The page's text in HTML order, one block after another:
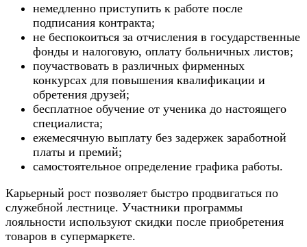
немедленно приступить к работе после
подписания контракта;
не беспокоиться за отчисления в государственные
фонды и налоговую, оплату больничных листов;
поучаствовать в различных фирменных
конкурсах для повышения квалификации и
обретения друзей;
бесплатное обучение от ученика до настоящего
специалиста;
ежемесячную выплату без задержек заработной
платы и премий;
самостоятельное определение графика работы.
Карьерный рост позволяет быстро продвигаться по
служебной лестнице. Участники программы
лояльности используют скидки после приобретения
товаров в супермаркете.